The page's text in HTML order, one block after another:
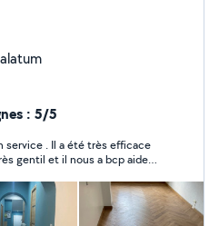
: 5/5
service . Il a été très efficace
gentil et il nous a bcp aider